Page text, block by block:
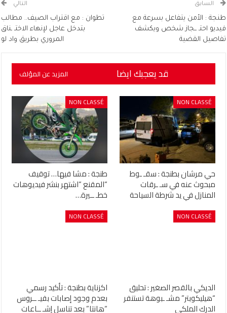
السابق
طنجة : الأمن يتفاعل بسرعة مع
فيديو احتـ ــجاز شخص ويكشف
تفاصيل القضية
التالي
تطوان : مع اقتراب الصيف.. مطالب
بتدخل عاجل لإنهاء الاختـ ـناق
المروري بطريق واد لو
قد يعجبك ايضا المزيد عن المؤلف
NON CLASSÉ
حي مرشان بطنجة : سقـ ـوط
مبحوث عنه في سـ ـرقات
المنازل في يد شرطة السياحة
NON CLASSÉ
طنجة : مشا فيها… توقيف
“المقنع “اشتهر بنشر فيديوهات
خطـ ــيرة…
NON CLASSÉ
الديكي بالقصر الصغير : تحليق
“هيليكوبتر” مشـ ـبوهة تستنفر
الدرك الملكي
NON CLASSÉ
اكزناية بطنجة : تأكيد رسمي
بعدم وجود إصابات بفيـ ــروس
“هانتا” بعد تناسل إشـ ــاعات